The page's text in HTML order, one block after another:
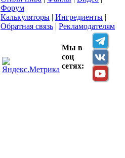
Форум
Калькуляторы | Ингредиенты |
Обратная связь | Рекламодателям
Мы в
соц
сетях: